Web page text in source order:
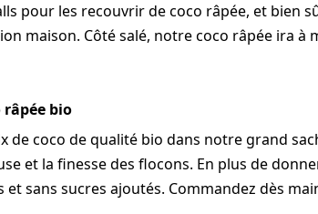
pour les recouvrir de coco râpée, et bien
maison. Côté salé, notre coco râpée ira à
râpée bio
de coco de qualité bio dans notre grand
et la finesse des flocons. En plus de
et sans sucres ajoutés. Commandez dès